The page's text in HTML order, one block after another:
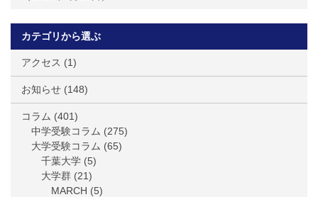
カテゴリから選ぶ
アクセス (1)
お知らせ (148)
コラム (401)
中学受験コラム (275)
大学受験コラム (65)
千葉大学 (5)
大学群 (21)
MARCH (5)